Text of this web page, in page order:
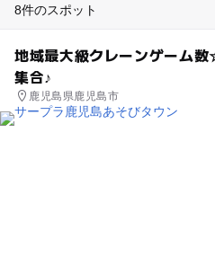
8件のスポット
地域最大級クレーンゲーム
集合♪
鹿児島県鹿児島市